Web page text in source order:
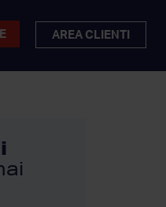
AREA CLIENTI